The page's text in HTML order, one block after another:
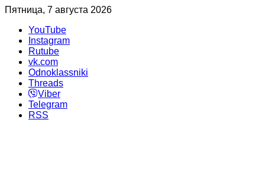
Пятница, 7 августа 2026
YouTube
Instagram
Rutube
vk.com
Odnoklassniki
Threads
Viber
Telegram
RSS